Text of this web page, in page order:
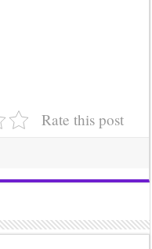
Rate this post